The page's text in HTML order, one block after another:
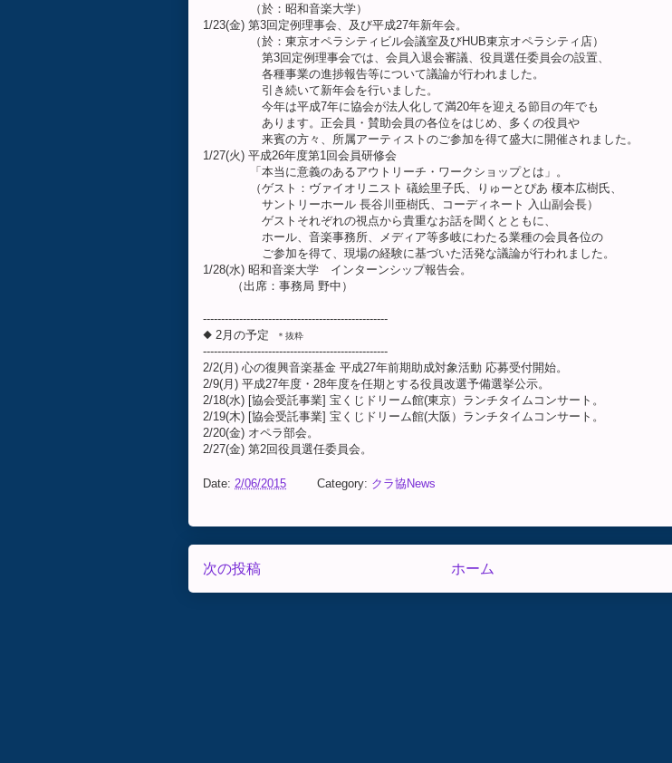
（於：昭和音楽大学）
1/23(金) 第3回定例理事会、及び平成27年新年会。
（於：東京オペラシティビル会議室及びHUB東京オペラシティ店）
第3回定例理事会では、会員入退会審議、役員選任委員会の設置、
各種事業の進捗報告等について議論が行われました。
引き続いて新年会を行いました。
今年は平成7年に協会が法人化して満20年を迎える節目の年でも
あります。正会員・賛助会員の各位をはじめ、多くの役員や
来賓の方々、所属アーティストのご参加を得て盛大に開催されました。
1/27(火) 平成26年度第1回会員研修会
「本当に意義のあるアウトリーチ・ワークショップとは」。
（ゲスト：ヴァイオリニスト 礒絵里子氏、りゅーとぴあ 榎本広樹氏、
サントリーホール 長谷川亜樹氏、コーディネート 入山副会長）
ゲストそれぞれの視点から貴重なお話を聞くとともに、
ホール、音楽事務所、メディア等多岐にわたる業種の会員各位の
ご参加を得て、現場の経験に基づいた活発な議論が行われました。
1/28(水) 昭和音楽大学 インターンシップ報告会。
（出席：事務局 野中）
---------------------------------------------------
◆ 2月の予定
＊抜粋
---------------------------------------------------
2/2(月) 心の復興音楽基金 平成27年前期助成対象活動 応募受付開始。
2/9(月) 平成27年度・28年度を任期とする役員改選予備選挙公示。
2/18(水) [協会受託事業] 宝くじドリーム館(東京）ランチタイムコンサート。
2/19(木) [協会受託事業] 宝くじドリーム館(大阪）ランチタイムコンサート。
2/20(金) オペラ部会。
2/27(金) 第2回役員選任委員会。
Date: 2/06/2015 Category: クラ協News
次の投稿 ホーム